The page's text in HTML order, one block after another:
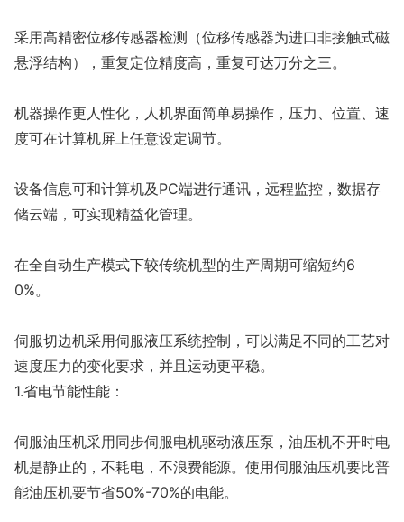
采用高精密位移传感器检测（位移传感器为进口非接触式磁
悬浮结构），重复定位精度高，重复可达万分之三。
机器操作更人性化，人机界面简单易操作，压力、位置、速
度可在计算机屏上任意设定调节。
设备信息可和计算机及PC端进行通讯，远程监控，数据存
储云端，可实现精益化管理。
在全自动生产模式下较传统机型的生产周期可缩短约6
0%。
伺服切边机采用伺服液压系统控制，可以满足不同的工艺对
速度压力的变化要求，并且运动更平稳。
1.省电节能性能：
伺服油压机采用同步伺服电机驱动液压泵，油压机不开时电
机是静止的，不耗电，不浪费能源。使用伺服油压机要比普
能油压机要节省50%-70%的电能。